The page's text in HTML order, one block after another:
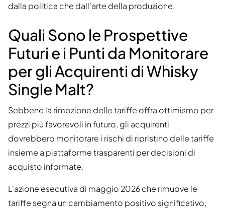
dalla politica che dall'arte della produzione.
Quali Sono le Prospettive
Futuri e i Punti da Monitorare
per gli Acquirenti di Whisky
Single Malt?
Sebbene la rimozione delle tariffe offra ottimismo per
prezzi più favorevoli in futuro, gli acquirenti
dovrebbero monitorare i rischi di ripristino delle tariffe
insieme a piattaforme trasparenti per decisioni di
acquisto informate.
L'azione esecutiva di maggio 2026 che rimuove le
tariffe segna un cambiamento positivo significativo,